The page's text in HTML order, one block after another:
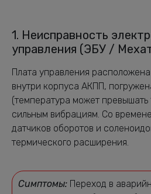
1. Неисправность
управления (ЭБУ /
Плата управления
внутри корпуса АКПП,
(температура может превышать
сильным вибрациям. Со
датчиков оборотов и
термического расширения.
Симптомы: Переход в